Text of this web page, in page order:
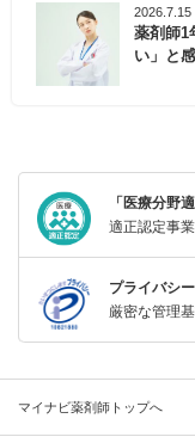
2026.7.15
薬剤師1
い」と
「医療分野
適正認定事
プライバシ
厳密な管理
マイナビ薬剤師トップへ